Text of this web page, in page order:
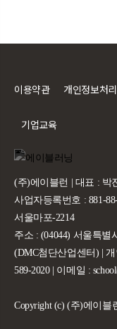
이용약관 개인정보처
기업교육
(주)에이블런 | 대표 : 박
사업자등록번호 : 881-
서울마포-2214
주소 : (04044) 서울특별
(DMC첨단산업센터) |
589-2020 | 이메일 :
Copyright (c) (주)에이블